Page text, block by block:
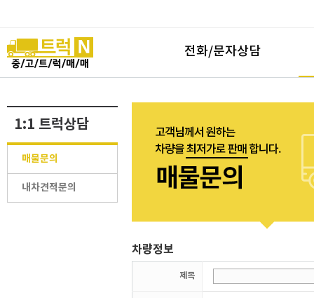
전화/문자상담
1:1 트럭상담
매물문의
내차견적문의
차량정보
제목